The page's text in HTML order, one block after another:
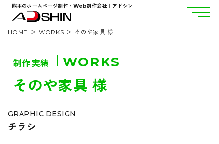
熊本のホームページ制作・Web制作会社｜アドシン
HOME WORKS そのや家具 様
制作実績 WORKS
そのや家具 様
GRAPHIC DESIGN
チラシ